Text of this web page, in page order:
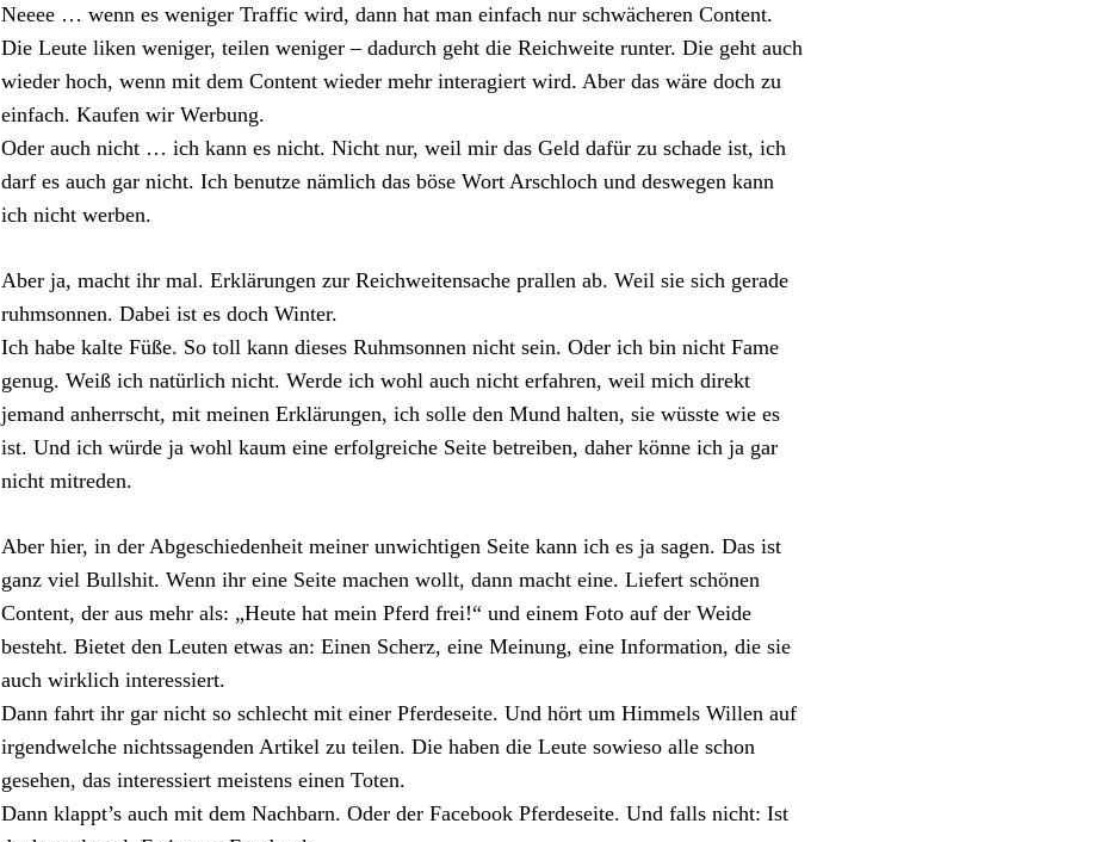
Neeee … wenn es weniger Traffic wird, dann hat man einfach nur schwächeren Content.
Die Leute liken weniger, teilen weniger – dadurch geht die Reichweite runter. Die geht auch
wieder hoch, wenn mit dem Content wieder mehr interagiert wird. Aber das wäre doch zu
einfach. Kaufen wir Werbung.
Oder auch nicht … ich kann es nicht. Nicht nur, weil mir das Geld dafür zu schade ist, ich
darf es auch gar nicht. Ich benutze nämlich das böse Wort Arschloch und deswegen kann
ich nicht werben.
Aber ja, macht ihr mal. Erklärungen zur Reichweitensache prallen ab. Weil sie sich gerade
ruhmsonnen. Dabei ist es doch Winter.
Ich habe kalte Füße. So toll kann dieses Ruhmsonnen nicht sein. Oder ich bin nicht Fame
genug. Weiß ich natürlich nicht. Werde ich wohl auch nicht erfahren, weil mich direkt
jemand anherrscht, mit meinen Erklärungen, ich solle den Mund halten, sie wüsste wie es
ist. Und ich würde ja wohl kaum eine erfolgreiche Seite betreiben, daher könne ich ja gar
nicht mitreden.
Aber hier, in der Abgeschiedenheit meiner unwichtigen Seite kann ich es ja sagen. Das ist
ganz viel Bullshit. Wenn ihr eine Seite machen wollt, dann macht eine. Liefert schönen
Content, der aus mehr als: „Heute hat mein Pferd frei!“ und einem Foto auf der Weide
besteht. Bietet den Leuten etwas an: Einen Scherz, eine Meinung, eine Information, die sie
auch wirklich interessiert.
Dann fahrt ihr gar nicht so schlecht mit einer Pferdeseite. Und hört um Himmels Willen auf
irgendwelche nichtssagenden Artikel zu teilen. Die haben die Leute sowieso alle schon
gesehen, das interessiert meistens einen Toten.
Dann klappt’s auch mit dem Nachbarn. Oder der Facebook Pferdeseite. Und falls nicht: Ist